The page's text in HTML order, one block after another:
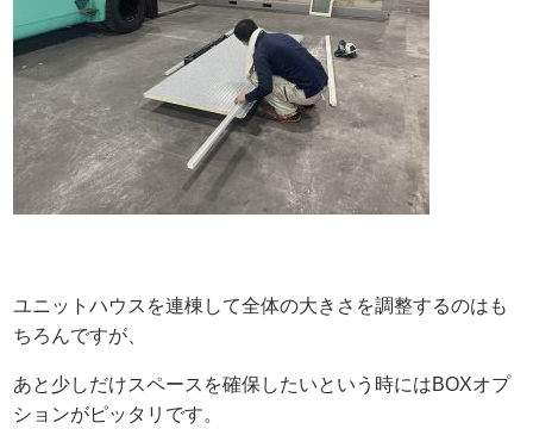
ユニットハウスを連棟して全体の大きさを調整するのはも
ちろんですが、
あと少しだけスペースを確保したいという時にはBOXオプ
ションがピッタリです。